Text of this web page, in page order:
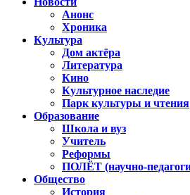
Анонс
Хроника
Культура
Дом актёра
Литература
Кино
Культурное наследие
Парк культуры и чтения
Образование
Школа и вуз
Учитель
Реформы
ПОЛЁТ (научно-
Общество
История